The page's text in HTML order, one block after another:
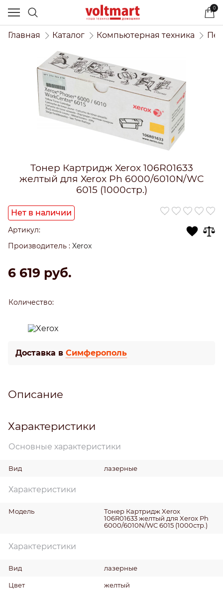
0
Главная Каталог Компьютерная техника
Тонер Картридж Xerox 106R01633
желтый для Xerox Ph 6000/6010N/WC
6015 (1000стр.)
Нет в наличии
Артикул:
Производитель : Xerox
6 619 руб.
Количество:
Доставка в Симферополь
Описание
Характеристики
Основные характеристики
Вид лазерные
Характеристики
Модель
Тонер Картридж Xerox
106R01633 желтый для Xerox Ph
6000/6010N/WC 6015 (1000стр.)
Характеристики
Вид лазерные
Цвет желтый